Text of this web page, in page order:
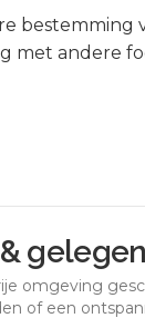
bestemming
met andere
omgeving
of een